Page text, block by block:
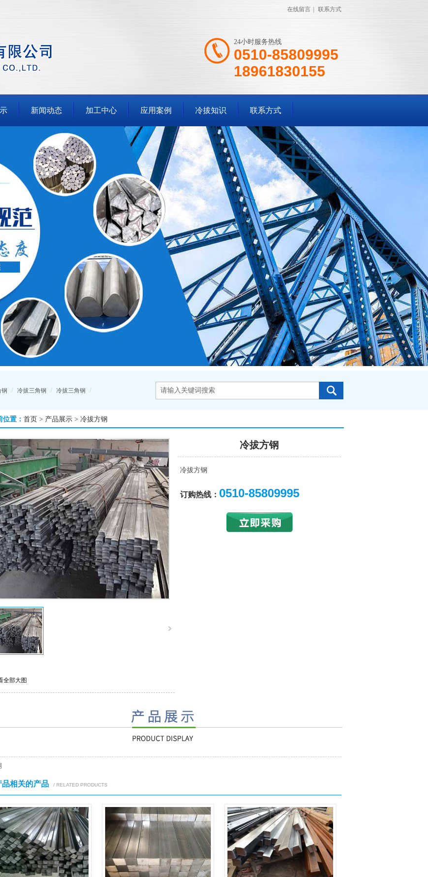
在线留言 联系方式
24小时服务热线
0510-85809995
18961830155
新闻动态 加工中心 应用案例 冷拔知识 联系方式
钢 / 冷拔三角钢 / 冷拔三角钢 /
位置： 首页 > 产品展示 > 冷拔方钢
全部大图
冷拔方钢
冷拔方钢
订购热线： 0510-85809995
品相关的产品 / RELATED PRODUCTS